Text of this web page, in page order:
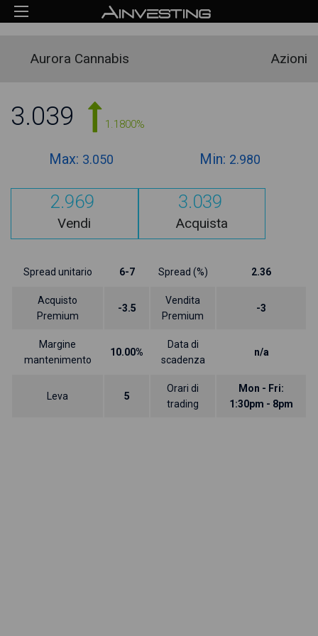
Aurora Cannabis Azioni
3.039 1.1800%
Max: 3.050 Min: 2.980
2.969
Vendi
3.039
Acquista
Spread unitario 6-7 Spread (%) 2.36
Acquisto
Premium
-3.5
Vendita
Premium
-3
Margine
mantenimento
10.00%
Data di
scadenza
n/a
Leva 5
Orari di
trading
Mon - Fri:
1:30pm - 8pm